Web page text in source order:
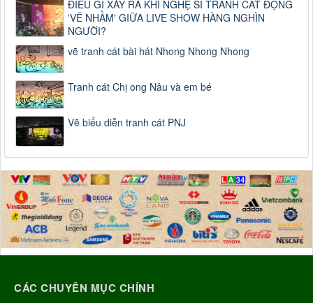
ĐIỀU GÌ XẢY RA KHI NGHỆ SĨ TRANH CÁT ĐỘNG
'VẼ NHẦM' GIỮA LIVE SHOW HÀNG NGHÌN
NGƯỜI?
vẽ tranh cát bài hát Nhong Nhong Nhong
Tranh cát Chị ong Nâu và em bé
Vẽ biểu diễn tranh cát PNJ
CÁC CHUYÊN MỤC CHÍNH